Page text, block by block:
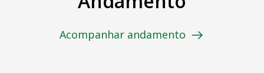
Acompanhar andamento